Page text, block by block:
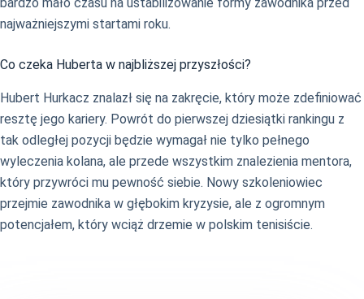
najważniejszymi startami roku.
Co czeka Huberta w najbliższej przyszłości?
Hubert Hurkacz znalazł się na zakręcie, który może zdefiniować
resztę jego kariery. Powrót do pierwszej dziesiątki rankingu z
tak odległej pozycji będzie wymagał nie tylko pełnego
wyleczenia kolana, ale przede wszystkim znalezienia mentora,
który przywróci mu pewność siebie. Nowy szkoleniowiec
przejmie zawodnika w głębokim kryzysie, ale z ogromnym
potencjałem, który wciąż drzemie w polskim tenisiście.